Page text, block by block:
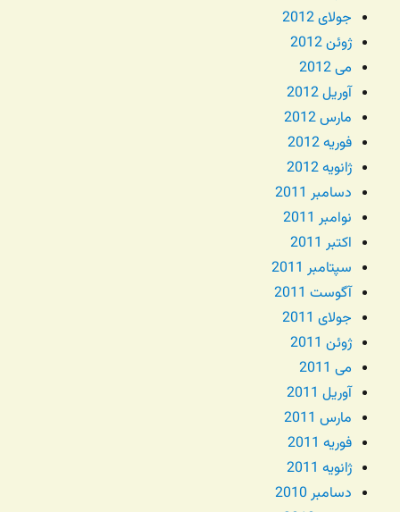
جولای 2012
ژوئن 2012
می 2012
آوریل 2012
مارس 2012
فوریه 2012
ژانویه 2012
دسامبر 2011
نوامبر 2011
اکتبر 2011
سپتامبر 2011
آگوست 2011
جولای 2011
ژوئن 2011
می 2011
آوریل 2011
مارس 2011
فوریه 2011
ژانویه 2011
دسامبر 2010